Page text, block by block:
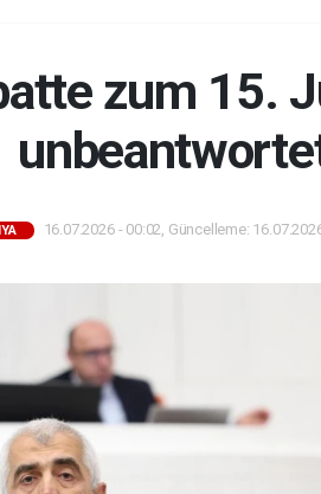
zum 15.
16.07.2026 - 00:02, Güncelleme: